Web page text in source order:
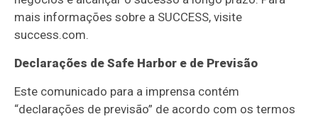
mais informações sobre a SUCCESS, visite
success.com.
Declarações de Safe Harbor e de Previsão
Este comunicado para a imprensa contém
“declarações de previsão” de acordo com os termos